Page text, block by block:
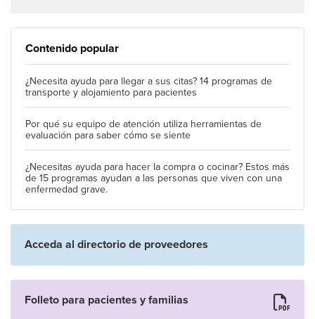
Contenido popular
¿Necesita ayuda para llegar a sus citas? 14 programas de
transporte y alojamiento para pacientes
Por qué su equipo de atención utiliza herramientas de
evaluación para saber cómo se siente
¿Necesitas ayuda para hacer la compra o cocinar? Estos más
de 15 programas ayudan a las personas que viven con una
enfermedad grave.
Acceda al directorio de proveedores
Folleto para pacientes y familias